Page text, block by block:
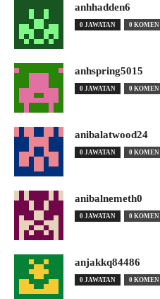
anhhadden6
0 JAWATAN 0 KOMEN
anhspring5015
0 JAWATAN 0 KOMEN
anibalatwood24
0 JAWATAN 0 KOMEN
anibalnemeth0
0 JAWATAN 0 KOMEN
anjakkq84486
0 JAWATAN 0 KOMEN